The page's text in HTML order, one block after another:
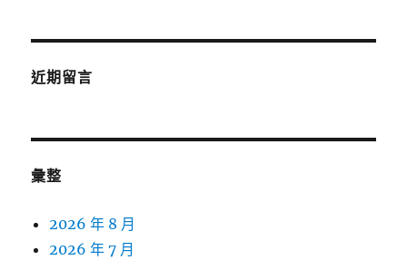
近期留言
彙整
2026 年 8 月
2026 年 7 月